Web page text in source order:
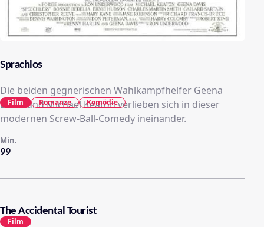
Sprachlos
Die beiden gegnerischen Wahlkampfhelfer Geena
Davis und Michael Keaton verlieben sich in dieser
modernen Screw-Ball-Comedy ineinander.
99
Min.
Film Romanze Komödie
The Accidental Tourist
Film